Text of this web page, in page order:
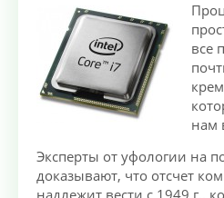
все
нам
Эксперты от уфологии на
доказывают, что отсчет
надлежит вести с 1949 г.,